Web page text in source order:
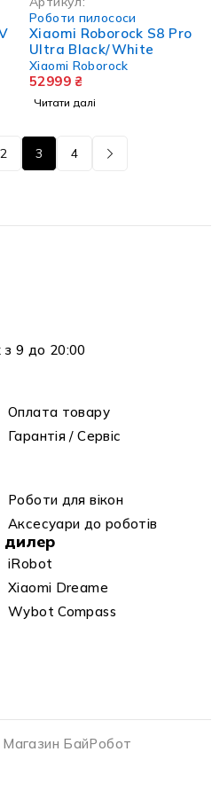
Роботи пилососи
Xiaomi Roborock S8 Pro
Ultra Black/White
Xiaomi Roborock
52999₴
Читати далі
2 3 4
з 9 до 20:00
Оплата товару
Гарантія / Сервіс
Роботи для вікон
Аксесуари до роботів
iRobot
Xiaomi Dreame
Wybot Compass
БайРобот